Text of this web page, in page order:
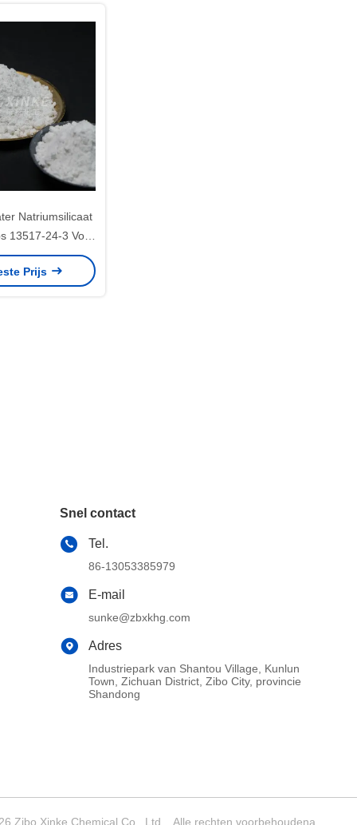
Natriumsilicaat
13517-24-3 Voor
toepassingen
Prijs
Snel contact
Tel.
86-13053385979
E-mail
sunke@zbxkhg.com
Adres
Industriepark van Shantou Village, Kunlun
Town, Zichuan District, Zibo City, provincie
Shandong
Zibo Xinke Chemical Co., Ltd. . Alle rechten voorbehoudena.